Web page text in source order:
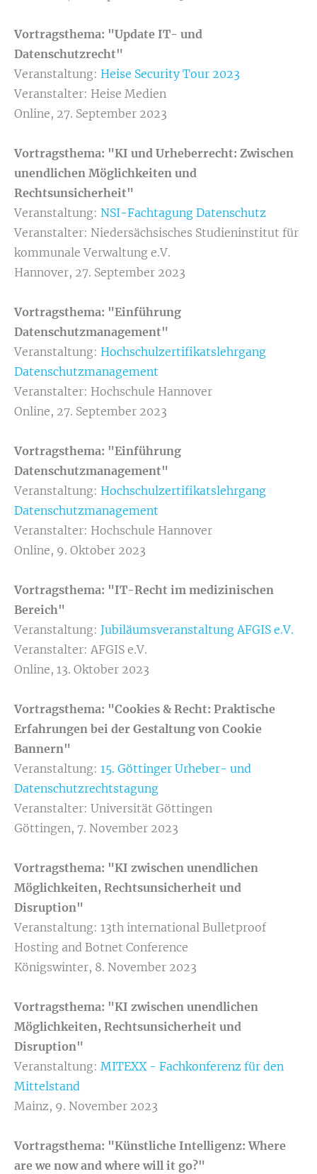
Vortragsthema: "Update IT- und
Datenschutzrecht"
Veranstaltung: Heise Security Tour 2023
Veranstalter: Heise Medien
Online, 27. September 2023
Vortragsthema: "KI und Urheberrecht: Zwischen
unendlichen Möglichkeiten und
Rechtsunsicherheit"
Veranstaltung: NSI-Fachtagung Datenschutz
Veranstalter: Niedersächsisches Studieninstitut für
kommunale Verwaltung e.V.
Hannover, 27. September 2023
Vortragsthema: "Einführung
Datenschutzmanagement"
Veranstaltung: Hochschulzertifikatslehrgang
Datenschutzmanagement
Veranstalter: Hochschule Hannover
Online, 27. September 2023
Vortragsthema: "Einführung
Datenschutzmanagement"
Veranstaltung: Hochschulzertifikatslehrgang
Datenschutzmanagement
Veranstalter: Hochschule Hannover
Online, 9. Oktober 2023
Vortragsthema: "IT-Recht im medizinischen
Bereich"
Veranstaltung: Jubiläumsveranstaltung AFGIS e.V.
Veranstalter: AFGIS e.V.
Online, 13. Oktober 2023
Vortragsthema: "Cookies & Recht: Praktische
Erfahrungen bei der Gestaltung von Cookie
Bannern"
Veranstaltung: 15. Göttinger Urheber- und
Datenschutzrechtstagung
Veranstalter: Universität Göttingen
Göttingen, 7. November 2023
Vortragsthema: "KI zwischen unendlichen
Möglichkeiten, Rechtsunsicherheit und
Disruption"
Veranstaltung: 13th international Bulletproof
Hosting and Botnet Conference
Königswinter, 8. November 2023
Vortragsthema: "KI zwischen unendlichen
Möglichkeiten, Rechtsunsicherheit und
Disruption"
Veranstaltung: MITEXX - Fachkonferenz für den
Mittelstand
Mainz, 9. November 2023
Vortragsthema: "Künstliche Intelligenz: Where
are we now and where will it go?"